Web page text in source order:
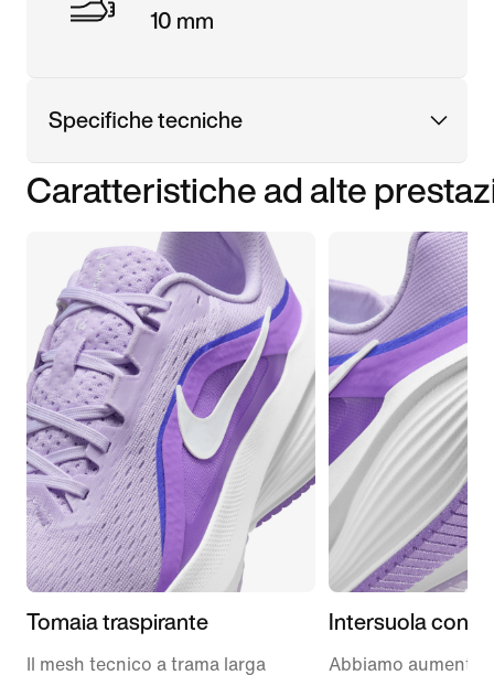
10 mm
Specifiche tecniche
Caratteristiche ad alte
Tomaia traspirante
Il mesh tecnico a trama larga
Intersuola
Abbiamo